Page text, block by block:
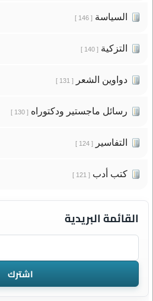
السياسة[ 146 ]
التزكية[ 140 ]
دواوين الشعر[ 131 ]
رسائل ماجستير ودكتوراه[ 130 ]
التفاسير[ 124 ]
كتب أدب[ 121 ]
القائمة البريدية